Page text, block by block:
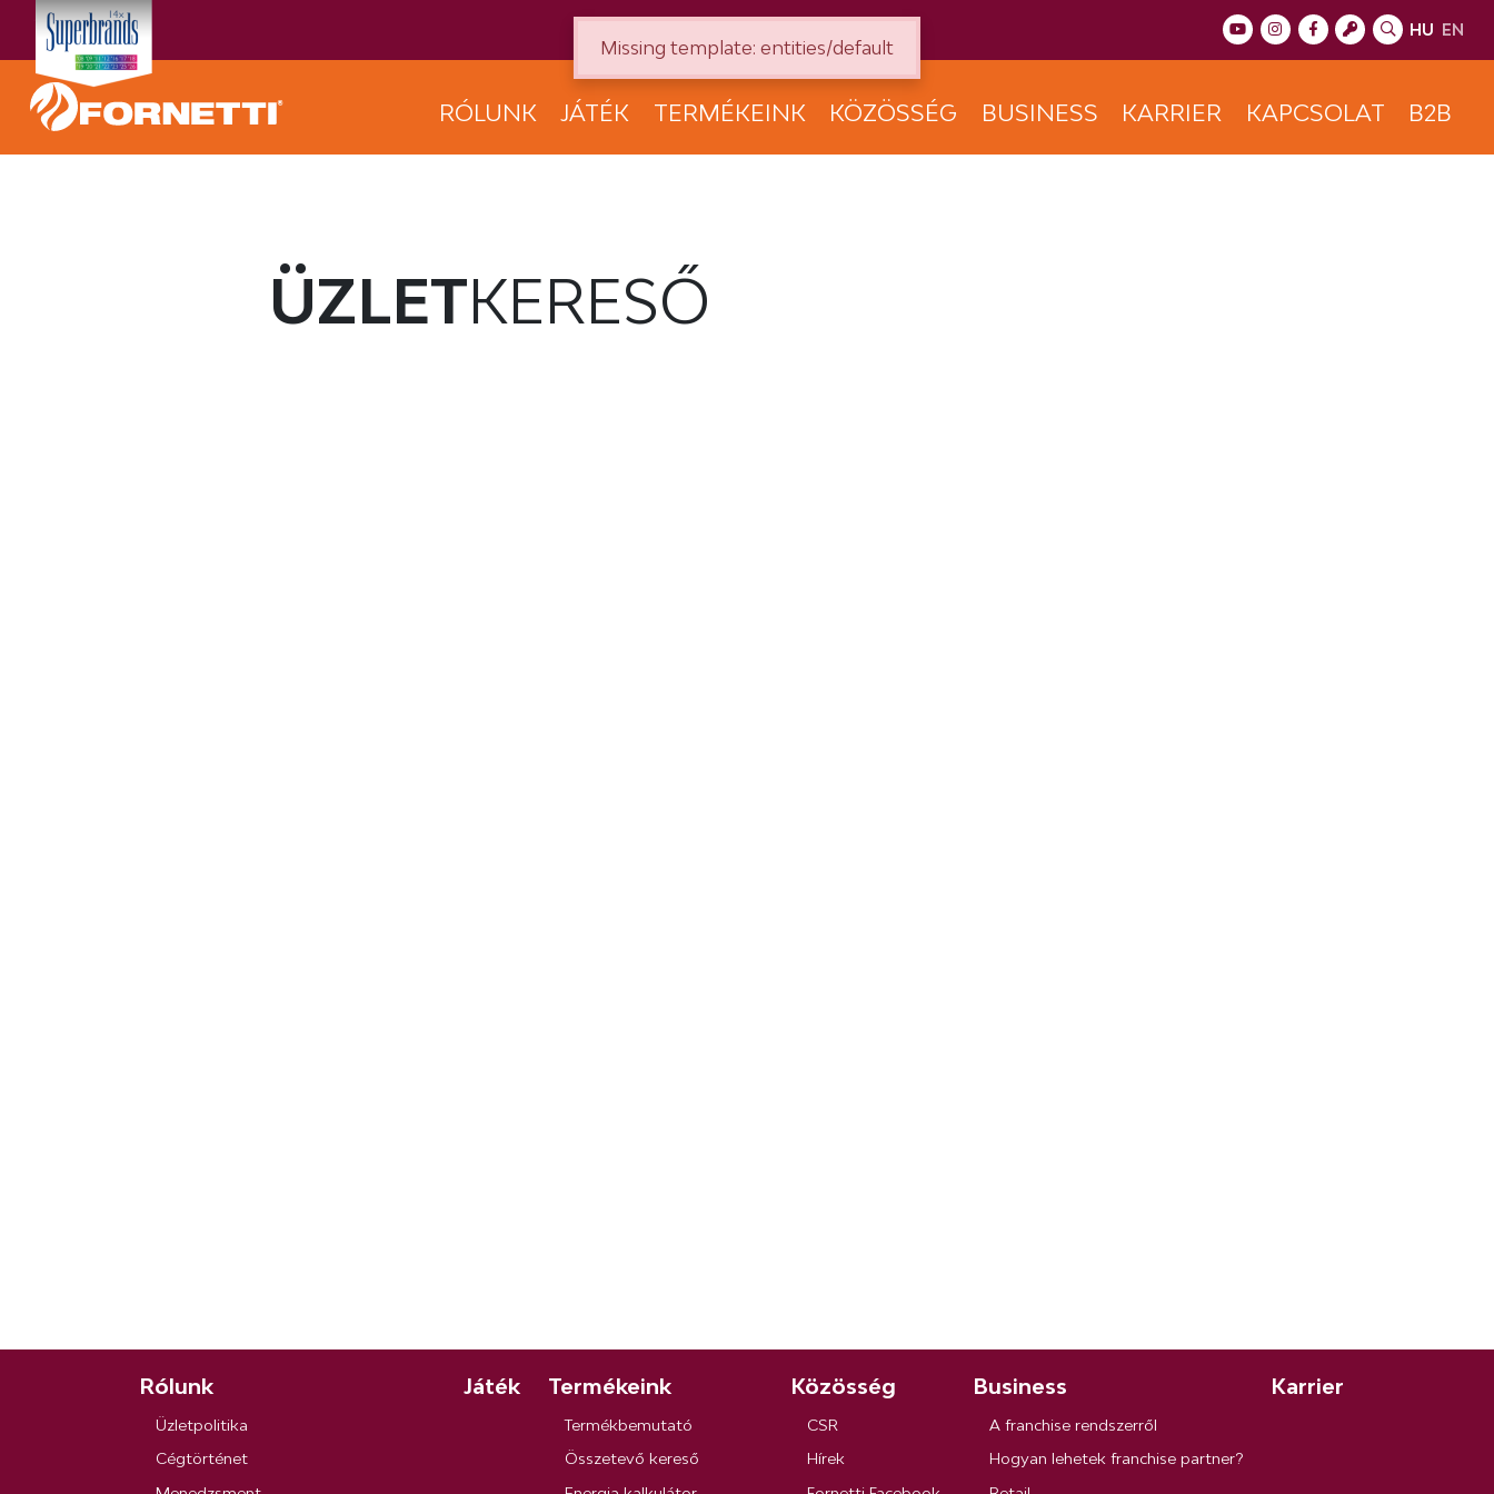
HU EN
RÓLUNK JÁTÉK TERMÉKEINK KÖZÖSSÉG BUSINESS KARRIER KAPCSOLAT B2B
ÜZLETKERESŐ
Rólunk
Üzletpolitika
Cégtörténet
Játék Termékeink
Termékbemutató
Összetevő kereső
Közösség
CSR
Hírek
Business
A franchise rendszerről
Hogyan lehetek franchise partner?
Karrier
Missing template: entities/default